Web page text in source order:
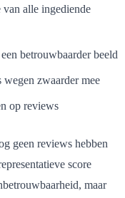
van alle ingediende
betrouwbaarder beeld
zwaarder mee
op reviews
geen reviews hebben
score
maar